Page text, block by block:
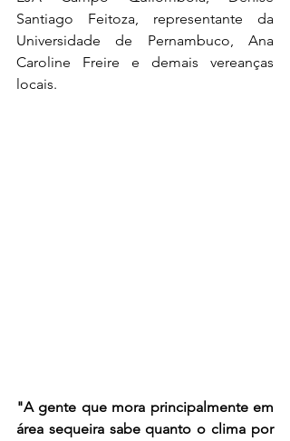
Santiago Feitoza, representante da
Universidade de Pernambuco, Ana
Caroline Freire e demais vereanças
locais.
"A gente que mora principalmente em
área sequeira sabe quanto o clima por